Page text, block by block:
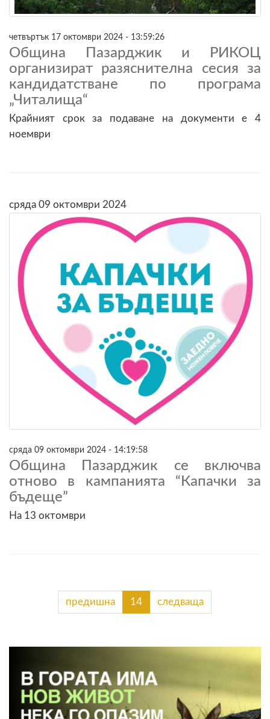
четвъртък 17 октомври 2024 - 13:59:26
Община Пазарджик и РИКОЦ
организират разяснителна сесия за
кандидатстване по програма
„Читалища“
Крайният срок за подаване на документи е 4
ноември
сряда 09 октомври 2024
сряда 09 октомври 2024 - 14:19:58
Община Пазарджик се включва
отново в кампанията “Капачки за
бъдеще”
На 13 октомври
предишна 14 следваща